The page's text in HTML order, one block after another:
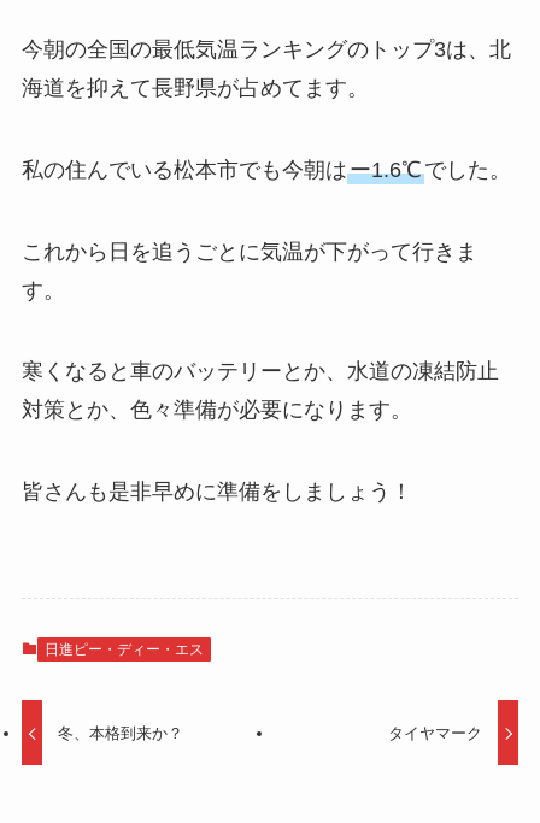
今朝の全国の最低気温ランキングのトップ3は、北
海道を抑えて長野県が占めてます。
私の住んでいる松本市でも今朝はー1.6℃でした。
これから日を追うごとに気温が下がって行きま
す。
寒くなると車のバッテリーとか、水道の凍結防止
対策とか、色々準備が必要になります。
皆さんも是非早めに準備をしましょう！
日進ピー・ディー・エス
冬、本格到来か？ タイヤマーク